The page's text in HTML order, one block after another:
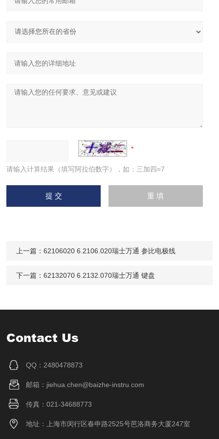
请输入计算结果（填写阿拉伯数字），如：三加四=7
上一篇：62106020 6.2106.020瑞士万通 参比电极线
下一篇：62132070 6.2132.070瑞士万通 键盘
Contact Us
QQ：2480478873
邮箱：jiehua.chen@baizhe-instru.com
传真：021-34688773
地址：上海市闵行区春申路2525号芭洛商务大厦247室